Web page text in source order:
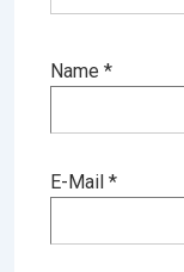
Name *
E-Mail *